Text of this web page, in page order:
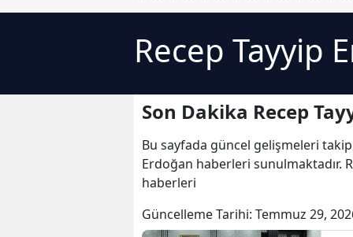
Recep Tayyip
Son Dakika Recep
Bu sayfada güncel gelişmeleri
Erdoğan haberleri sunulmaktadır.
haberleri
Güncelleme Tarihi: Temmuz 29,